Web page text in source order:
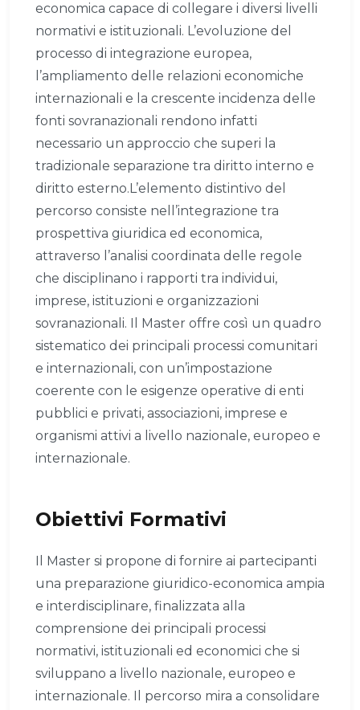
economica capace di collegare i diversi livelli
normativi e istituzionali. L’evoluzione del
processo di integrazione europea,
l’ampliamento delle relazioni economiche
internazionali e la crescente incidenza delle
fonti sovranazionali rendono infatti
necessario un approccio che superi la
tradizionale separazione tra diritto interno e
diritto esterno.L’elemento distintivo del
percorso consiste nell’integrazione tra
prospettiva giuridica ed economica,
attraverso l’analisi coordinata delle regole
che disciplinano i rapporti tra individui,
imprese, istituzioni e organizzazioni
sovranazionali. Il Master offre così un quadro
sistematico dei principali processi comunitari
e internazionali, con un’impostazione
coerente con le esigenze operative di enti
pubblici e privati, associazioni, imprese e
organismi attivi a livello nazionale, europeo e
internazionale.
Obiettivi Formativi
Il Master si propone di fornire ai partecipanti
una preparazione giuridico-economica ampia
e interdisciplinare, finalizzata alla
comprensione dei principali processi
normativi, istituzionali ed economici che si
sviluppano a livello nazionale, europeo e
internazionale. Il percorso mira a consolidare